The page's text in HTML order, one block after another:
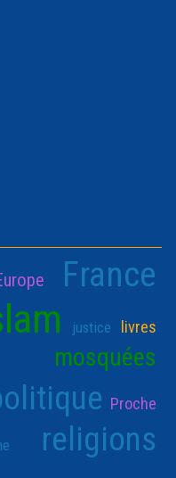
France
justice livres
mosquées
Proche
religions